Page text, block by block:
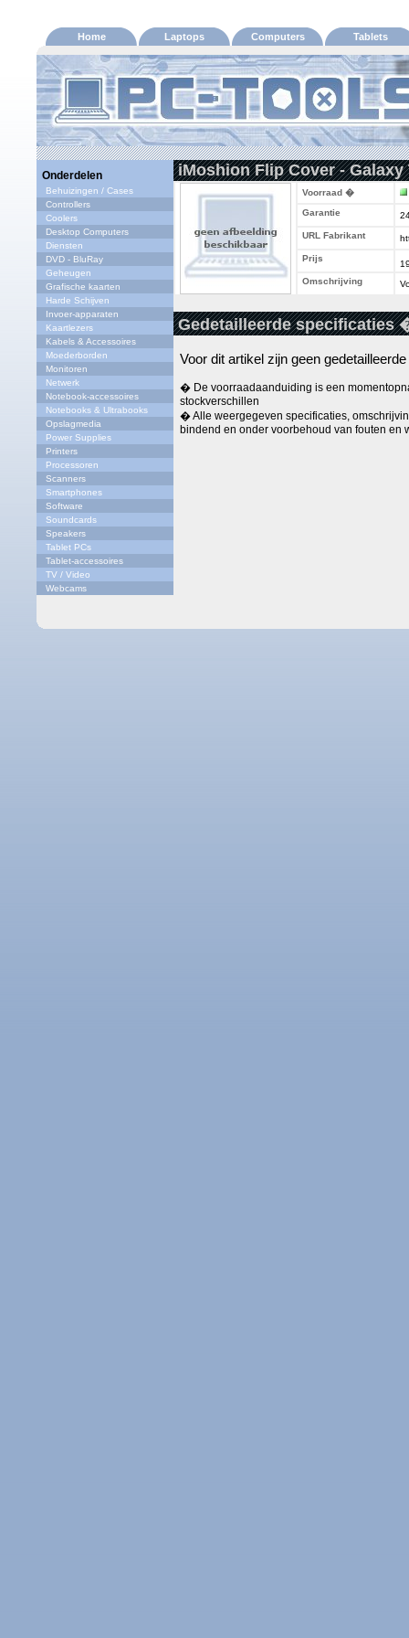
Home Laptops Computers Tablets
Onderdelen
Behuizingen / Cases
Controllers
Coolers
Desktop Computers
Diensten
DVD - BluRay
Geheugen
Grafische kaarten
Harde Schijven
Invoer-apparaten
Kaartlezers
Kabels & Accessoires
Moederborden
Monitoren
Netwerk
Notebook-accessoires
Notebooks & Ultrabooks
Opslagmedia
Power Supplies
Printers
Processoren
Scanners
Smartphones
Software
Soundcards
Speakers
Tablet PCs
Tablet-accessoires
TV / Video
Webcams
iMoshion Flip Cover - Galaxy
Voorraad �
Garantie
URL Fabrikant
Prijs
Omschrijving
Gedetailleerde specificaties
Voor dit artikel zijn geen
� De voorraadaanduiding is een
stockverschillen
� Alle weergegeven specificaties,
bindend en onder voorbehoud van fouten en